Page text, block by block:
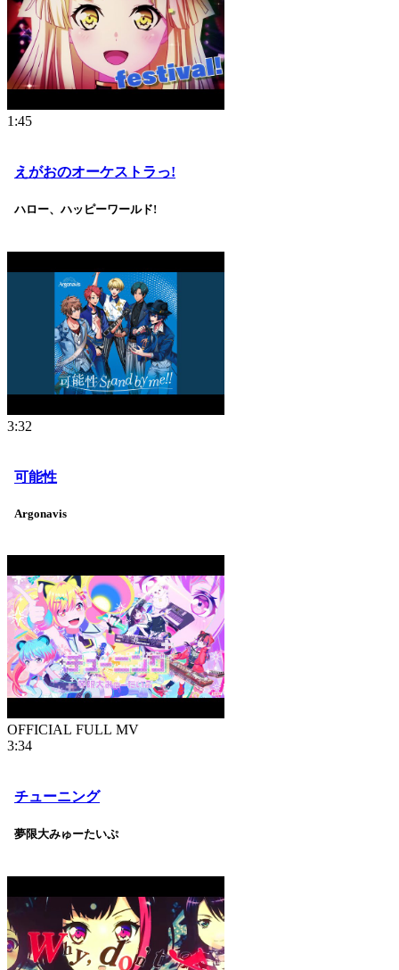
1:45
えがおのオーケストラっ!
ハロー、ハッピーワールド!
3:32
可能性
Argonavis
OFFICIAL FULL MV
3:34
チューニング
夢限大みゅーたいぷ